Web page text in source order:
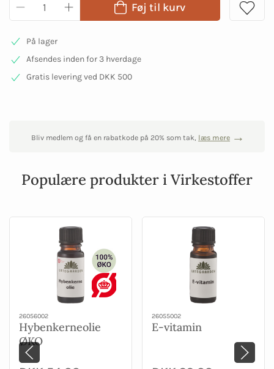
Føj til kurv
På lager
Afsendes inden for 3 hverdage
Gratis levering ved DKK 500
Bliv medlem og få en rabatkode på 20% som tak, læs mere
Populære produkter i Virkestoffer
26056002
Hybenkerneolie
ØKO
26055002
E-vitamin